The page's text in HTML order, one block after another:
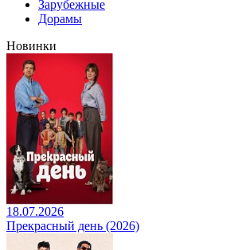
Зарубежные
Дорамы
Новинки
18.07.2026
Прекрасный день (2026)